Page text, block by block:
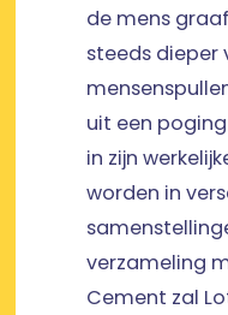
de mens
steeds dieper
uit een
in zijn
worden in
verzameling
Cement zal